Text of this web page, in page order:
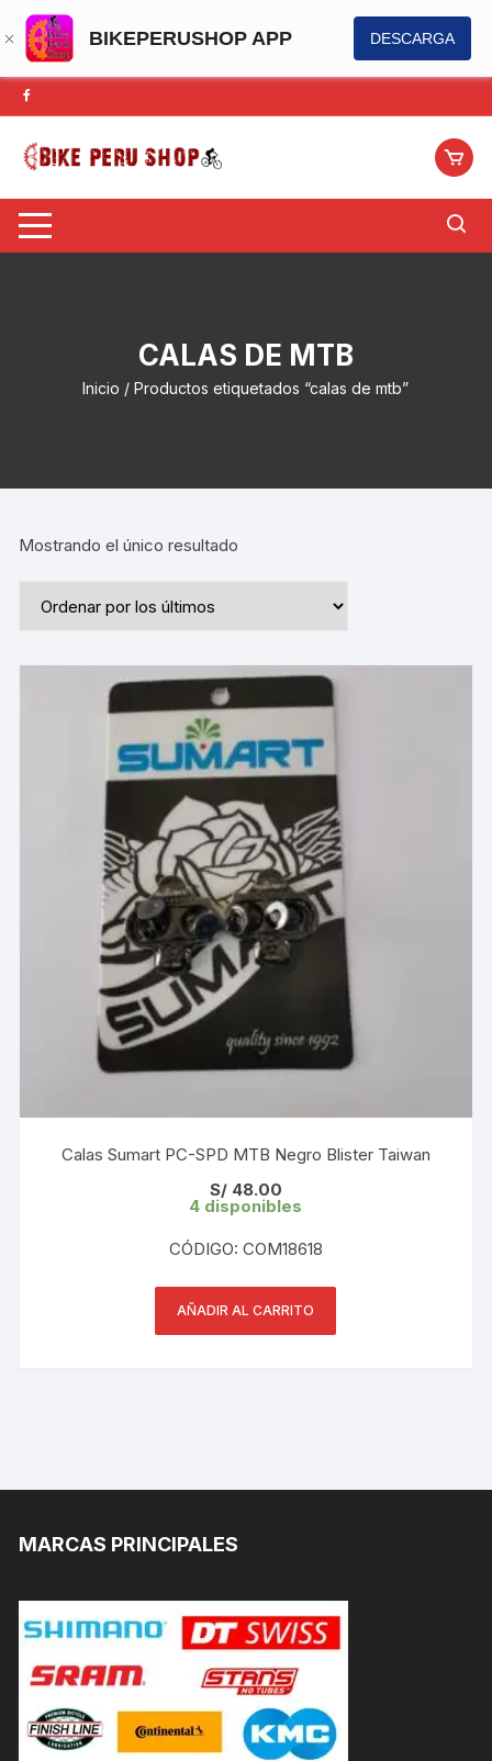
BIKEPERUSHOP APP DESCARGA
Saltar
al
contenido
CALAS DE MTB
Inicio / Productos etiquetados “calas de mtb”
Mostrando el único resultado
Calas Sumart PC-SPD MTB Negro Blister Taiwan
S/48.00
4 disponibles
CÓDIGO: COM18618
AÑADIR AL CARRITO
MARCAS PRINCIPALES